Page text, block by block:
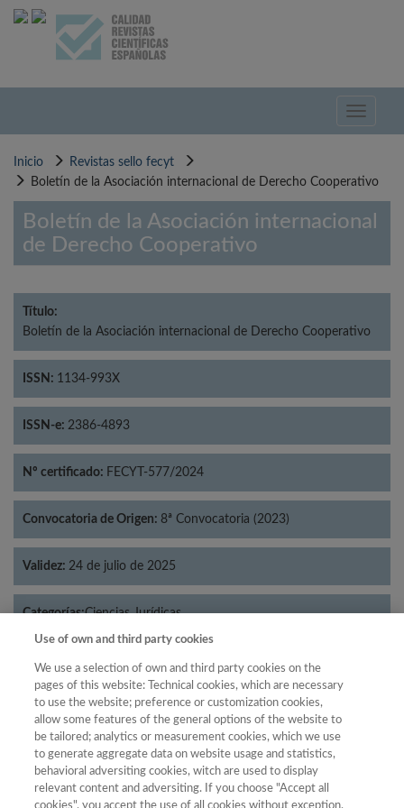
Pasar
Toggle
Inicio
Revistas sello fecyt
Boletín de la Asociación internacional de Derecho Cooperativo
Boletín de la Asociación internacional
de Derecho Cooperativo
Título:
Boletín de la Asociación internacional de Derecho Cooperativo
ISSN: 1134-993X
ISSN-e: 2386-4893
Nº certificado: FECYT-577/2024
Convocatoria de Origen: 8ª Convocatoria (2023)
Validez: 24 de julio de 2025
Categorías:Ciencias Jurídicas
Año
Año Filtrar
Use of own and third party cookies
We use a selection of own and third party cookies on the
pages of this website: Technical cookies, which are necessary
to use the website; preference or customization cookies,
allow some features of the general options of the website to
be tailored; analytics or measurement cookies, which we use
to generate aggregate data on website usage and statistics,
behavioral adversiting cookies, witch are used to display
relevant content and adversiting. If you choose "Accept all